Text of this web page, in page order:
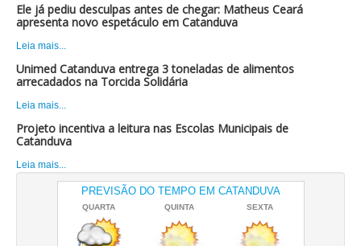
Ele já pediu desculpas antes de chegar: Matheus Ceará
apresenta novo espetáculo em Catanduva
Leia mais...
Unimed Catanduva entrega 3 toneladas de alimentos
arrecadados na Torcida Solidária
Leia mais...
Projeto incentiva a leitura nas Escolas Municipais de
Catanduva
Leia mais...